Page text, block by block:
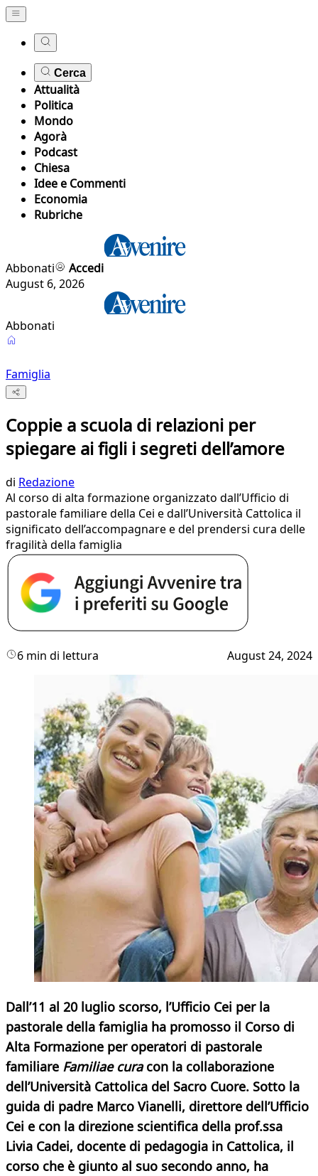
Cerca
Attualità
Politica
Mondo
Agorà
Podcast
Chiesa
Idee e Commenti
Economia
Rubriche
Abbonati
Accedi
August 6, 2026
Abbonati
Famiglia
Coppie a scuola di relazioni per
spiegare ai figli i segreti dell’amore
di Redazione
Al corso di alta formazione organizzato dall’Ufficio di
pastorale familiare della Cei e dall’Università Cattolica il
significato dell’accompagnare e del prendersi cura delle
fragilità della famiglia
6 min di lettura August 24, 2024
Dall’11 al 20 luglio scorso, l’Ufficio Cei per la
pastorale della famiglia ha promosso il Corso di
Alta Formazione per operatori di pastorale
familiare Familiae curacon la collaborazione
dell’Università Cattolica del Sacro Cuore. Sotto la
guida di padre Marco Vianelli, direttore dell’Ufficio
Cei e con la direzione scientifica della prof.ssa
Livia Cadei, docente di pedagogia in Cattolica, il
corso che è giunto al suo secondo anno, ha